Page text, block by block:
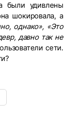
были удивлены
шокировала, а
однако», «Это
давно так не
сети.